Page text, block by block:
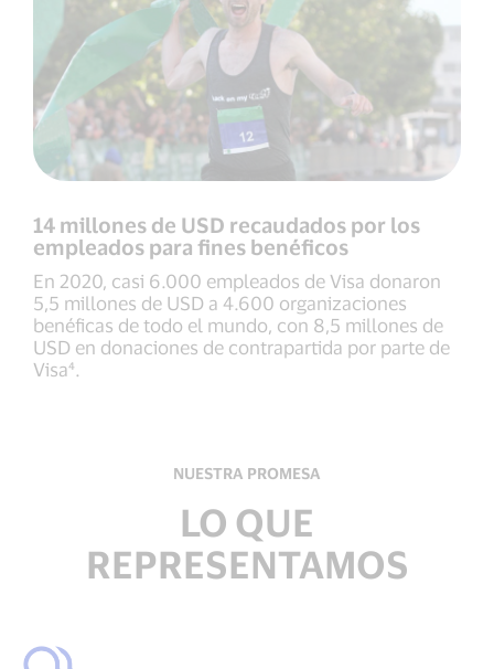
14 millones de USD recaudados por los
empleados para fines benéficos
En 2020, casi 6.000 empleados de Visa donaron
5,5 millones de USD a 4.600 organizaciones
benéficas de todo el mundo, con 8,5 millones de
USD en donaciones de contrapartida por parte de
Visa⁴.
NUESTRA PROMESA
LO QUE
REPRESENTAMOS